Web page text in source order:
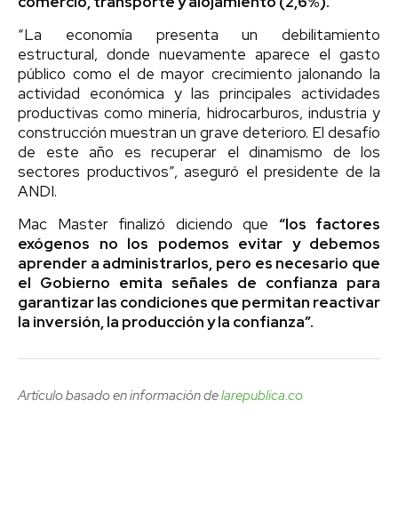
“La economía presenta un debilitamiento
estructural, donde nuevamente aparece el gasto
público como el de mayor crecimiento jalonando la
actividad económica y las principales actividades
productivas como minería, hidrocarburos, industria y
construcción muestran un grave deterioro. El desafío
de este año es recuperar el dinamismo de los
sectores productivos”, aseguró el presidente de la
ANDI.
Mac Master finalizó diciendo que “los factores
exógenos no los podemos evitar y debemos
aprender a administrarlos, pero es necesario que
el Gobierno emita señales de confianza para
garantizar las condiciones que permitan reactivar
la inversión, la producción y la confianza”.
Artículo basado en información delarepublica.co